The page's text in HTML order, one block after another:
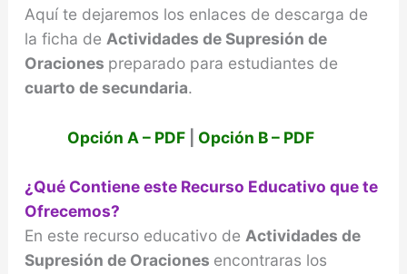
Aquí te dejaremos los enlaces de descarga de
la ficha de Actividades de Supresión de
Oraciones preparado para estudiantes de
cuarto de secundaria.
Opción A – PDF Opción B – PDF
¿Qué Contiene este Recurso Educativo que te
Ofrecemos?
En este recurso educativo de Actividades de
Supresión de Oraciones encontraras los